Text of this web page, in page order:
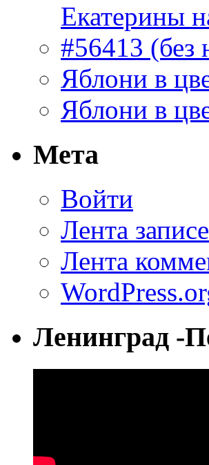
Екатерины
#56413 (без
Яблони в
Яблони в
Мета
Войти
Лента
Лента
Ленинград -